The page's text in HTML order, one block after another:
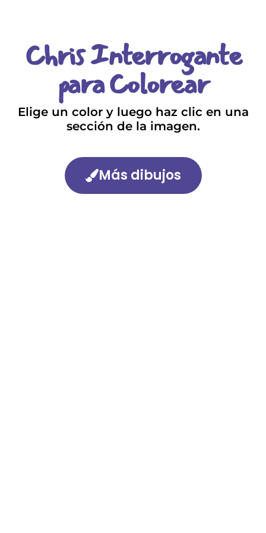
Chris Interrogante
para Colorear
Elige un color y luego haz clic en una
sección de la imagen.
Más dibujos